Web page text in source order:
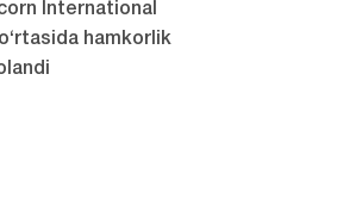
International
hamkorlik